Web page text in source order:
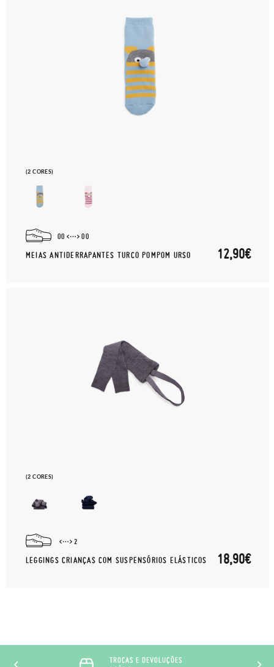
(2 CORES)
00 00
MEIAS ANTIDERRAPANTES TURCO POMPOM URSO 12,90€
(2 CORES)
2
LEGGINGS CRIANÇAS COM SUSPENSÓRIOS ELÁSTICOS 18,90€
TROCAS E DEVOLUÇÕES